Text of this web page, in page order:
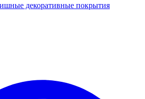
декоративные покрытия